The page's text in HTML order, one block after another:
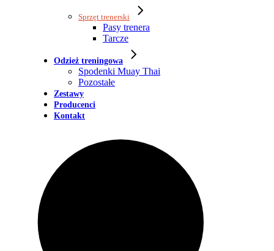
Sprzęt trenerski
Pasy trenera
Tarcze
Odzież treningowa
Spodenki Muay Thai
Pozostałe
Zestawy
Producenci
Kontakt